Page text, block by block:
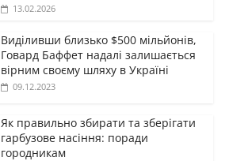
13.02.2026
Виділивши близько $500 мільйонів,
Говард Баффет надалі залишається
вірним своєму шляху в Україні
09.12.2023
Як правильно збирати та зберігати
гарбузове насіння: поради
городникам